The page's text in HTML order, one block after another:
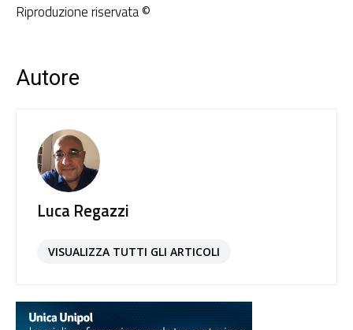
Riproduzione riservata ©
Autore
Luca Regazzi
VISUALIZZA TUTTI GLI ARTICOLI